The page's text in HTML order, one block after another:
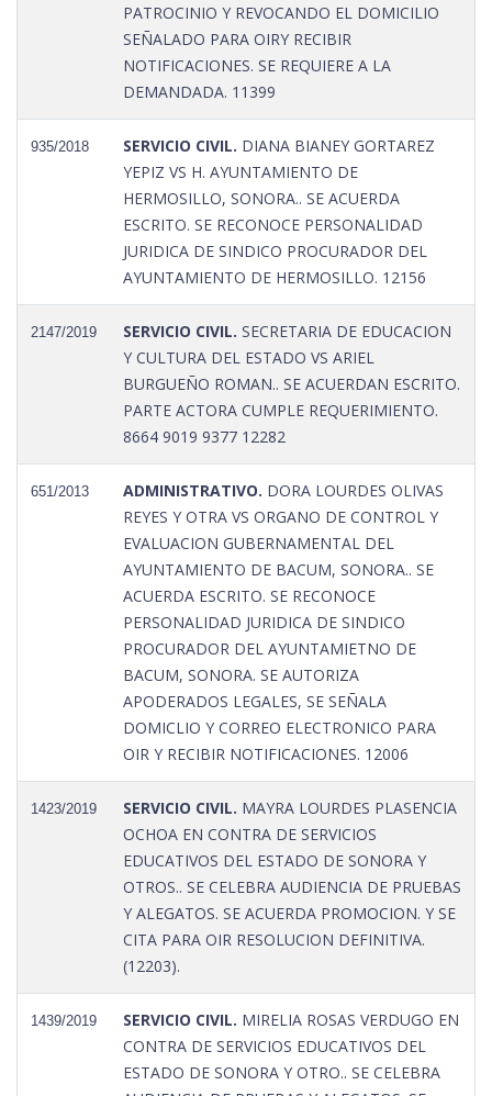
PATROCINIO Y REVOCANDO EL DOMICILIO
SEÑALADO PARA OIRY RECIBIR
NOTIFICACIONES. SE REQUIERE A LA
DEMANDADA. 11399
935/2018 SERVICIO CIVIL. DIANA BIANEY GORTAREZ
YEPIZ VS H. AYUNTAMIENTO DE
HERMOSILLO, SONORA.. SE ACUERDA
ESCRITO. SE RECONOCE PERSONALIDAD
JURIDICA DE SINDICO PROCURADOR DEL
AYUNTAMIENTO DE HERMOSILLO. 12156
2147/2019 SERVICIO CIVIL. SECRETARIA DE EDUCACION
Y CULTURA DEL ESTADO VS ARIEL
BURGUEÑO ROMAN.. SE ACUERDAN ESCRITO.
PARTE ACTORA CUMPLE REQUERIMIENTO.
8664 9019 9377 12282
651/2013 ADMINISTRATIVO. DORA LOURDES OLIVAS
REYES Y OTRA VS ORGANO DE CONTROL Y
EVALUACION GUBERNAMENTAL DEL
AYUNTAMIENTO DE BACUM, SONORA.. SE
ACUERDA ESCRITO. SE RECONOCE
PERSONALIDAD JURIDICA DE SINDICO
PROCURADOR DEL AYUNTAMIETNO DE
BACUM, SONORA. SE AUTORIZA
APODERADOS LEGALES, SE SEÑALA
DOMICLIO Y CORREO ELECTRONICO PARA
OIR Y RECIBIR NOTIFICACIONES. 12006
1423/2019 SERVICIO CIVIL. MAYRA LOURDES PLASENCIA
OCHOA EN CONTRA DE SERVICIOS
EDUCATIVOS DEL ESTADO DE SONORA Y
OTROS.. SE CELEBRA AUDIENCIA DE PRUEBAS
Y ALEGATOS. SE ACUERDA PROMOCION. Y SE
CITA PARA OIR RESOLUCION DEFINITIVA.
(12203).
1439/2019 SERVICIO CIVIL. MIRELIA ROSAS VERDUGO EN
CONTRA DE SERVICIOS EDUCATIVOS DEL
ESTADO DE SONORA Y OTRO.. SE CELEBRA